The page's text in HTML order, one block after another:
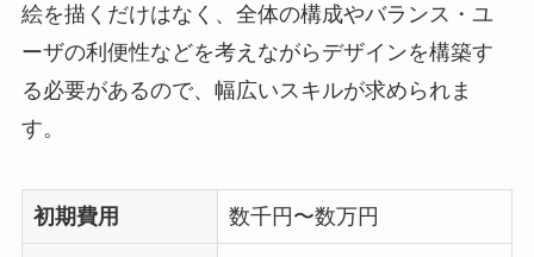
絵を描くだけはなく、全体の構成やバランス・ユ
ーザの利便性などを考えながらデザインを構築す
る必要があるので、幅広いスキルが求められま
す。
初期費用 数千円〜数万円